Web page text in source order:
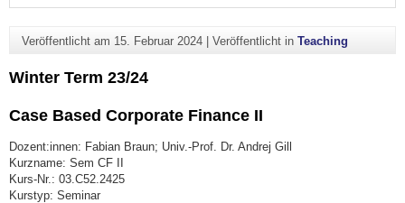
Veröffentlicht am 15. Februar 2024| Veröffentlicht in Teaching
Winter Term 23/24
Case Based Corporate Finance II
Dozent:innen: Fabian Braun; Univ.-Prof. Dr. Andrej Gill
Kurzname: Sem CF II
Kurs-Nr.: 03.C52.2425
Kurstyp: Seminar